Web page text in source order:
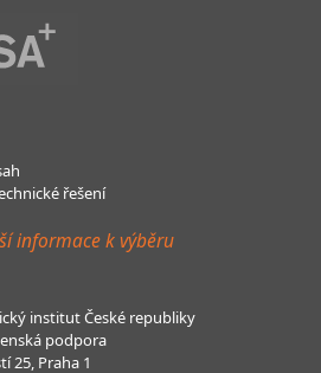
řešení
informace k výběru
institut České republiky
podpora
25, Praha 1